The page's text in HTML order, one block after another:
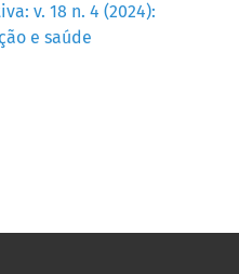
v. 18 n. 4 (2024):
e saúde